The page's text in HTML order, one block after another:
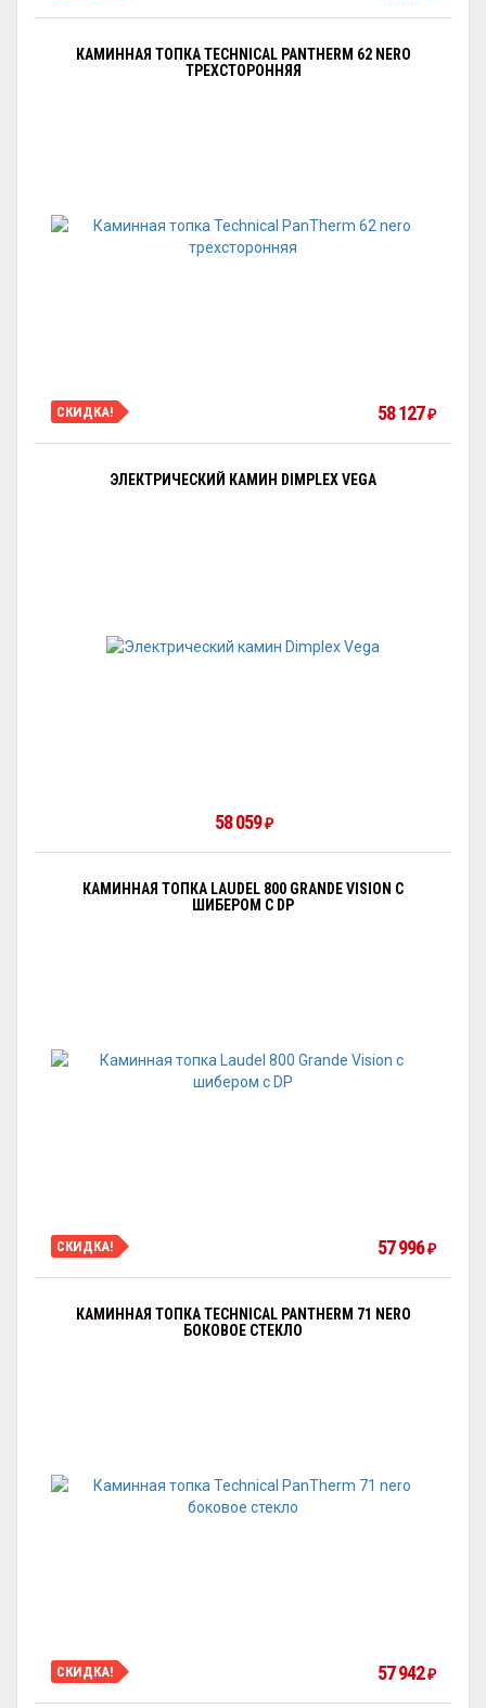
КАМИННАЯ ТОПКА TECHNICAL PANTHERM 62 NERO
ТРЕХСТОРОННЯЯ
СКИДКА! 58 127₽
ЭЛЕКТРИЧЕСКИЙ КАМИН DIMPLEX VEGA
58 059₽
КАМИННАЯ ТОПКА LAUDEL 800 GRANDE VISION С
ШИБЕРОМ С DP
СКИДКА! 57 996₽
КАМИННАЯ ТОПКА TECHNICAL PANTHERM 71 NERO
БОКОВОЕ СТЕКЛО
СКИДКА! 57 942₽